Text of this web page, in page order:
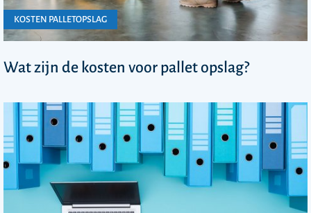
KOSTEN PALLETOPSLAG
Wat zijn de kosten voor pallet opslag?